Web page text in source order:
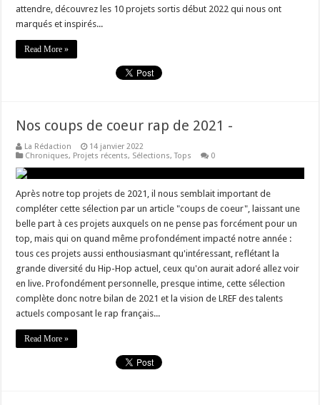
attendre, découvrez les 10 projets sortis début 2022 qui nous ont
marqués et inspirés...
Read More »
Nos coups de coeur rap de 2021 -
La Rédaction
14 janvier 2022
Chroniques, Projets récents, Sélections,Tops 0
Après notre top projets de 2021, il nous semblait important de
compléter cette sélection par un article "coups de coeur", laissant une
belle part à ces projets auxquels on ne pense pas forcément pour un
top, mais qui on quand même profondément impacté notre année :
tous ces projets aussi enthousiasmant qu'intéressant, reflétant la
grande diversité du Hip-Hop actuel, ceux qu'on aurait adoré allez voir
en live. Profondément personnelle, presque intime, cette sélection
complète donc notre bilan de 2021 et la vision de LREF des talents
actuels composant le rap français...
Read More »